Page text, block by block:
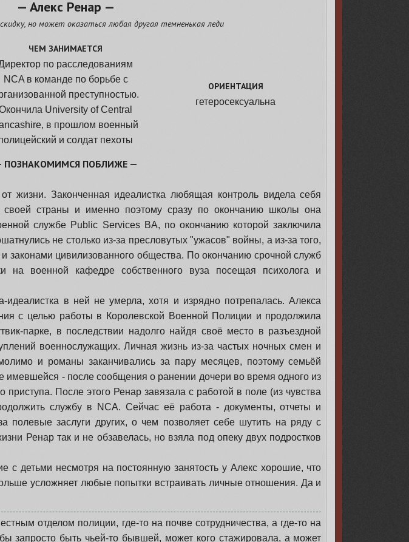
— Алекс Ренар —
но может оказаться любая другая темненькая леди
ЧЕМ ЗАНИМАЕТСЯ
по расследованиям
NCA в команде по борьбе с
преступностью.
University of Central
в прошлом военный
и солдат пехоты
ОРИЕНТАЦИЯ
гетеросексуальна
ПОЗНАКОМИМСЯ ПОБЛИЖЕ —
жизни. Законченная идеалистка любящая контроль видела себя
страны и именно поэтому сразу по окончанию школы она
службе Public Services BA, по окончанию которой заключила
не столько из-за пресловутых "ужасов" войны, а из-за того,
законами цивилизованного общества. По окончанию срочной служб
на военной кафедре собственного вуза посещая психолога и
идеалистка в ней не умерла, хотя и изрядно потрепалась. Алекса
с целью работы в Королевской Военной Полиции и продолжила
парке, в последствии надолго найдя своё место в разъездной
военнослужащих. Личная жизнь из-за частых ночных смен и
и романы заканчивались за пару месяцев, поэтому семьёй
имевшейся - после сообщения о ранении дочери во время одного из
приступа. После этого Ренар завязала с работой в поле (из чувства
службу в NCA. Сейчас её работа - документы, отчеты и
полевые заслуги других, о чем позволяет себе шутить на ряду с
Ренар так и не обзавелась, но взяла под опеку двух подростков
с детьми несмотря на постоянную занятость у Алекс хорошие, что
усложняет любые попытки встраивать личные отношения. Да и
отделом полиции, где-то на почве сотрудничества, а где-то на
запросто быть чьей-то бывшей, может кого стажировала, а может